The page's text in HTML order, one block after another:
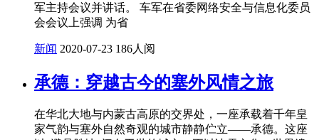
军主持会议并讲话。 车军在省委网络安全与信息化委员
会会议上强调 为省
新闻 2020-07-23 186人阅
承德：穿越古今的塞外风情之旅
在华北大地与内蒙古高原的交界处，一座承载着千年皇
家气韵与塞外自然奇观的城市静静伫立——承德。这座